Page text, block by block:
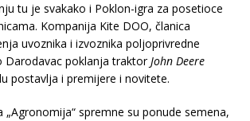
tu je svakako i Poklon-igra za posetioce
Kompanija Kite DOO, članica
uvoznika i izvoznika poljoprivredne
Darodavac poklanja traktorJohn Deere
postavlja i premijere i novitete.
„Agronomija“ spremne su ponude semena,